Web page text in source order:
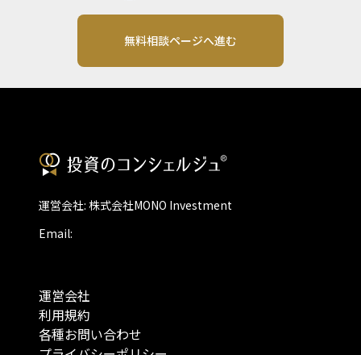
無料相談ページへ進む
運営会社: 株式会社MONO Investment
Email:
運営会社
利用規約
各種お問い合わせ